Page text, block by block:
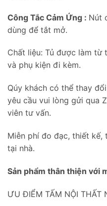
Công Tắc Cảm Ứng : Nút
dùng để tắt mở.
Chất liệu: Tủ được làm từ
và phụ kiện đi kèm.
Qúy khách có thể thay
yêu cầu vui lòng gửi qua
viên tư vấn.
Miễn phí đo đạc, thiết kế,
tại nhà.
Sản phẩm thân thiện với
ƯU ĐIỂM TẤM NỘI THẤT